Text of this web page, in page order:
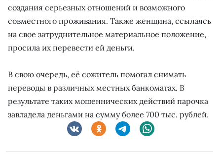
создания серьезных отношений и возможного
совместного проживания. Также женщина, ссылаясь
на свое затруднительное материальное положение,
просила их перевести ей деньги.
В свою очередь, её сожитель помогал снимать
переводы в различных местных банкоматах. В
результате таких мошеннических действий парочка
завладела деньгами на сумму более 700 тыс. рублей.